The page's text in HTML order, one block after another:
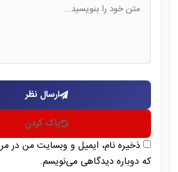
ارسال نظر
پاک کردن
ذخیره نام، ایمیل و وبسایت من در
که دوباره دیدگاهی می‌نویسم.